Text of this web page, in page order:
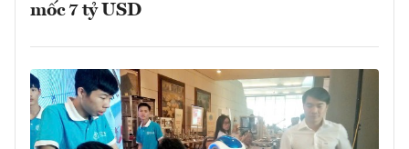
mốc 7 tỷ USD